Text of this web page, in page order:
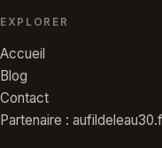
EXPLORER
Accueil
Blog
Contact
Partenaire :